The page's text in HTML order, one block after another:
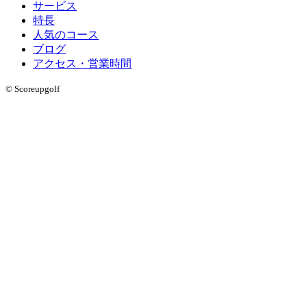
サービス
特長
人気のコース
ブログ
アクセス・営業時間
© Scoreupgolf